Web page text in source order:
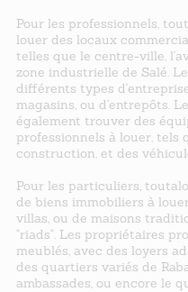
Pour les professionnels,
louer des locaux
telles que le centre-ville,
zone industrielle de Salé.
différents types
magasins, ou d'entrepôts.
également trouver des
professionnels à louer, tels
construction, et des
Pour les particuliers,
de biens immobiliers à
villas, ou de maisons
"riads". Les propriétaires
meublés, avec des loyers
des quartiers variés de
ambassades, ou encore le